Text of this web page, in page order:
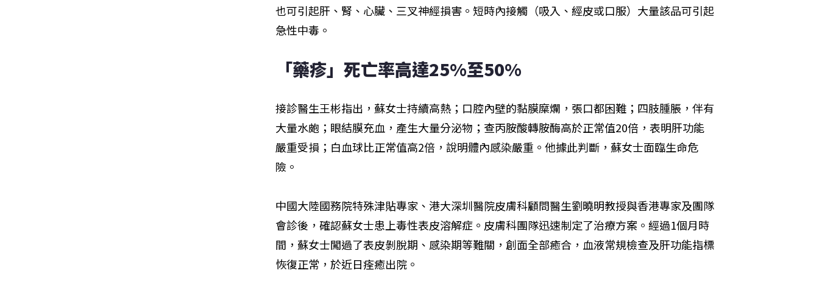
也可引起肝、腎、心臟、三叉神經損害。短時內接觸（吸入、經皮或口服）大量該品可引起
急性中毒。
「藥疹」死亡率高達25%至50%
接診醫生王彬指出，蘇女士持續高熱；口腔內壁的黏膜糜爛，張口都困難；四肢腫脹，伴有
大量水皰；眼結膜充血，產生大量分泌物；查丙胺酸轉胺酶高於正常值20倍，表明肝功能
嚴重受損；白血球比正常值高2倍，說明體內感染嚴重。他據此判斷，蘇女士面臨生命危
險。
中國大陸國務院特殊津貼專家、港大深圳醫院皮膚科顧問醫生劉曉明教授與香港專家及團隊
會診後，確認蘇女士患上毒性表皮溶解症。皮膚科團隊迅速制定了治療方案。經過1個月時
間，蘇女士闖過了表皮剝脫期、感染期等難關，創面全部癒合，血液常規檢查及肝功能指標
恢復正常，於近日痊癒出院。